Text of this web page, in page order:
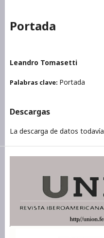
Portada
Leandro Tomasetti
Palabras clave: Portada
Descargas
La descarga de datos